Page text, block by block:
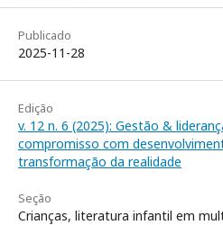
Publicado
2025-11-28
Edição
v. 12 n. 6 (2025): Gestão &
compromisso com
transformação da realidade
Seção
Crianças, literatura infantil em